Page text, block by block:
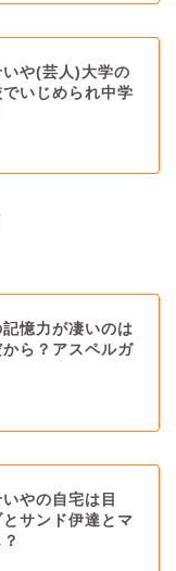
や(芸人)大学の
いじめられ中学
憶力が凄いのは
ら？アスペルガ
やの自宅は目
サンド伊達とマ